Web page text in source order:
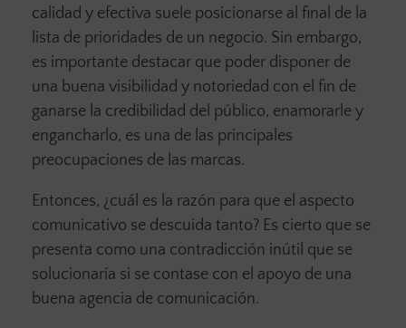
calidad y efectiva suele posicionarse al final de la
lista de prioridades de un negocio. Sin embargo,
es importante destacar que poder disponer de
una buena visibilidad y notoriedad con el fin de
ganarse la credibilidad del público, enamorarle y
engancharlo, es una de las principales
preocupaciones de las marcas.
Entonces, ¿cuál es la razón para que el aspecto
comunicativo se descuida tanto? Es cierto que se
presenta como una contradicción inútil que se
solucionaría si se contase con el apoyo de una
buena agencia de comunicación.